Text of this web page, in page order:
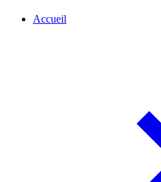
Accueil